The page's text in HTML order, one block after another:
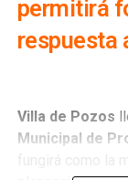
permitirá
respuesta
Villa de Pozos
Municipal de